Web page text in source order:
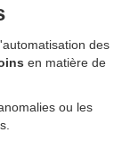
des
en matière de
ou les